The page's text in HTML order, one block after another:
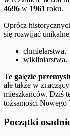
4696 w 1961 roku.
Oprócz
się rozwijać
chmielarstwa,
wikliniarstwa.
Te gałęzie
ale także w
mieszkańców. Dziś
tożsamości Nowego
Początki